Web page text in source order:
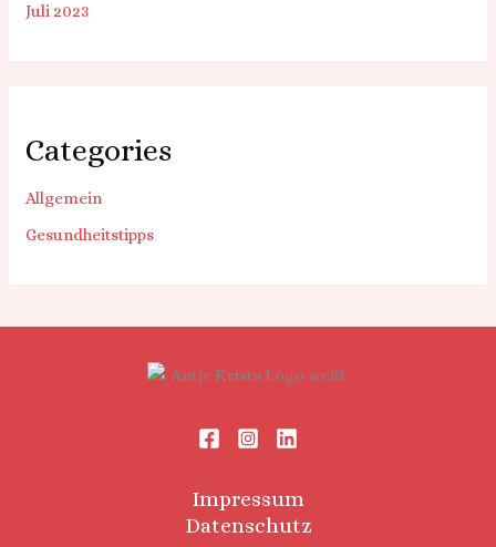
Juli 2023
Categories
Allgemein
Gesundheitstipps
Impressum
Datenschutz